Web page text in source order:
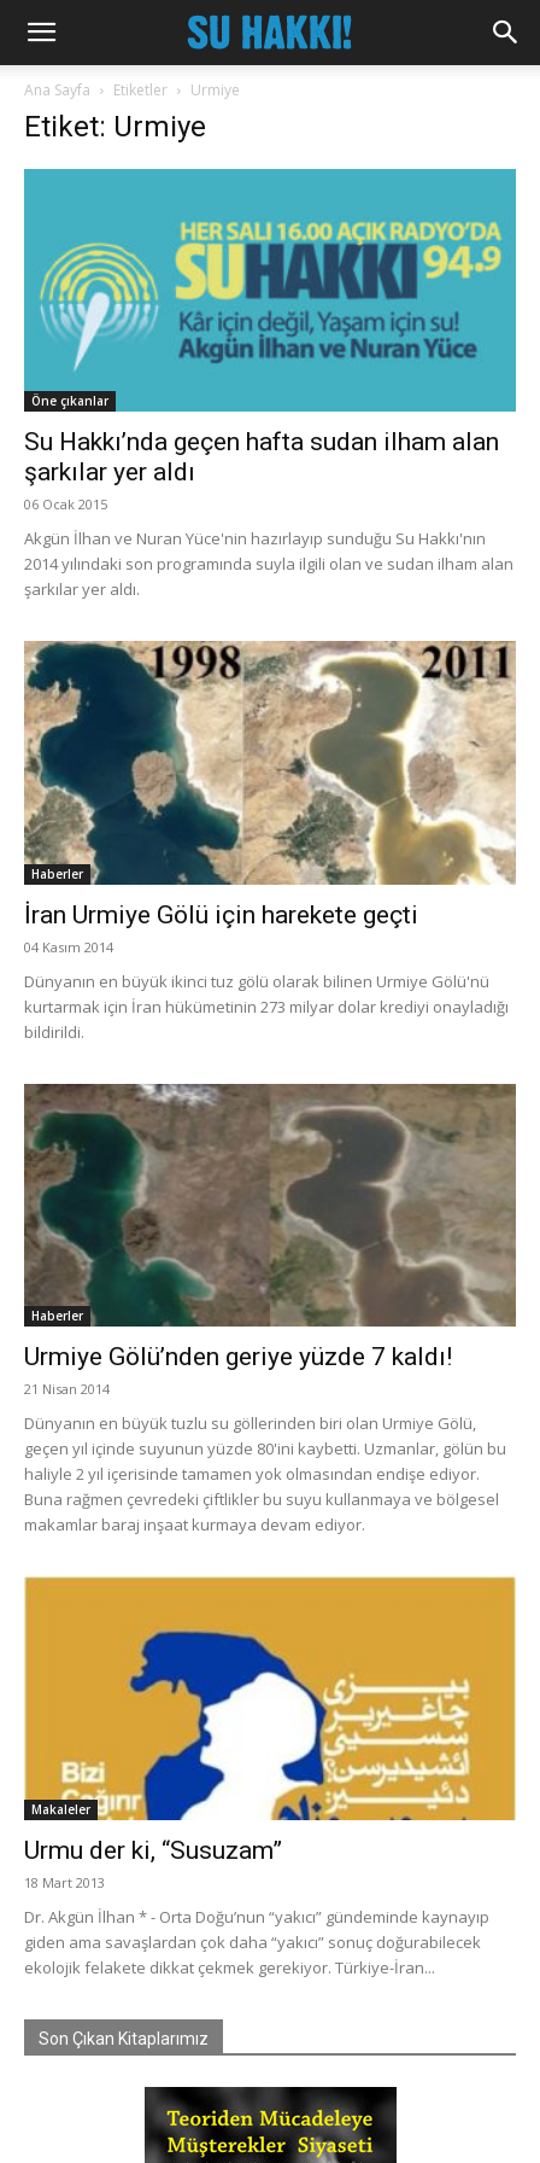
Ana Sayfa Etiketler Urmiye
Etiket: Urmiye
Öne çıkanlar
Su Hakkı’nda geçen hafta sudan ilham alan
şarkılar yer aldı
06 Ocak 2015
Akgün İlhan ve Nuran Yüce'nin hazırlayıp sunduğu Su Hakkı'nın
2014 yılındaki son programında suyla ilgili olan ve sudan ilham alan
şarkılar yer aldı.
Haberler
İran Urmiye Gölü için harekete geçti
04 Kasım 2014
Dünyanın en büyük ikinci tuz gölü olarak bilinen Urmiye Gölü'nü
kurtarmak için İran hükümetinin 273 milyar dolar krediyi onayladığı
bildirildi.
Haberler
Urmiye Gölü’nden geriye yüzde 7 kaldı!
21 Nisan 2014
Dünyanın en büyük tuzlu su göllerinden biri olan Urmiye Gölü,
geçen yıl içinde suyunun yüzde 80'ini kaybetti. Uzmanlar, gölün bu
haliyle 2 yıl içerisinde tamamen yok olmasından endişe ediyor.
Buna rağmen çevredeki çiftlikler bu suyu kullanmaya ve bölgesel
makamlar baraj inşaat kurmaya devam ediyor.
Makaleler
Urmu der ki, “Susuzam”
18 Mart 2013
Dr. Akgün İlhan * - Orta Doğu’nun “yakıcı” gündeminde kaynayıp
giden ama savaşlardan çok daha “yakıcı” sonuç doğurabilecek
ekolojik felakete dikkat çekmek gerekiyor. Türkiye-İran...
Son Çıkan Kitaplarımız